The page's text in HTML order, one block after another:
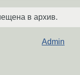
в архив.
Admin